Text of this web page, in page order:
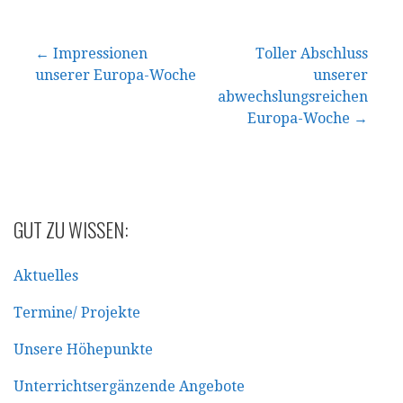
Beitragsnavigation
← Impressionen
unserer Europa-Woche
Toller Abschluss
unserer
abwechslungsreichen
Europa-Woche →
GUT ZU WISSEN:
Aktuelles
Termine/ Projekte
Unsere Höhepunkte
Unterrichtsergänzende Angebote